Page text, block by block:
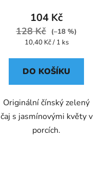
104 Kč
128 Kč
(–18 %)
Měrná
10,40 Kč / 1 ks
DO KOŠÍKU
Originální čínský zelený
čaj s jasmínovými květy v
porcích.